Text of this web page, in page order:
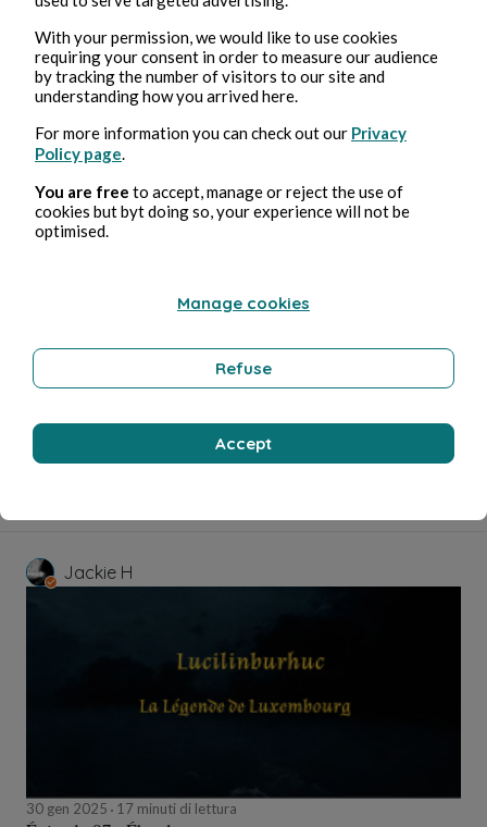
31 gen 2025 4 minuti di lettura
Épisode 89 : Détresse
Tale
Épisode 88 : Oraison funèbre
Jackie H
30 gen 2025 17 minuti di lettura
With your permission, we would like to use cookies
requiring your consent in order to measure our audience
by tracking the number of visitors to our site and
understanding how you arrived here.
For more information you can check out our Privacy
Policy page
You are free to accept, manage or reject the use of
cookies but byt doing so, your experience will not be
optimised.
Manage cookies
Refuse
Accept